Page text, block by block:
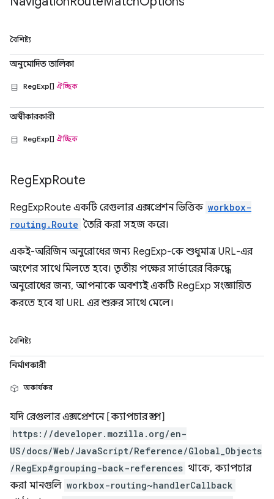
বৈশিষ্ট্য
অনুমোদিত তালিকা
RegExp[] ঐচ্ছিক
অস্বীকারকারী
RegExp[] ঐচ্ছিক
RegExpRoute
RegExpRoute একটি রেগুলার এক্সপ্রেশন ভিত্তিক workbox-
routing.Route তৈরি করা সহজ করে।
একই-অরিজিন অনুরোধের জন্য RegExp-কে শুধুমাত্র URL-এর
অংশের সাথে মিলতে হবে। তৃতীয় পক্ষের সার্ভারের বিরুদ্ধে
অনুরোধের জন্য, আপনাকে অবশ্যই একটি RegExp সংজ্ঞায়িত
করতে হবে যা URL এর শুরুর সাথে মেলে।
বৈশিষ্ট্য
নির্মাণকারী
অকার্যকর
যদি রেগুলার এক্সপ্রেশনে [ক্যাপচার গ্রুপ]
https://developer.mozilla.org/en-
US/docs/Web/JavaScript/Reference/Global_Objects
/RegExp#grouping-back-references থাকে, ক্যাপচার
করা মানগুলি workbox-routing~handlerCallback